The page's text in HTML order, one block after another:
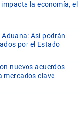
la economía, el
Así podrán
por el Estado
nuevos acuerdos
mercados clave